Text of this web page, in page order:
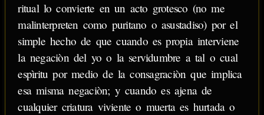
ritual lo convierte en un acto grotesco (no me
malinterpreten como puritano o asustadiso) por el
simple hecho de que cuando es propia interviene
la negaciòn del yo o la servidumbre a tal o cual
espìritu por medio de la consagraciòn que implica
esa misma negaciòn; y cuando es ajena de
cualquier criatura viviente o muerta es hurtada o